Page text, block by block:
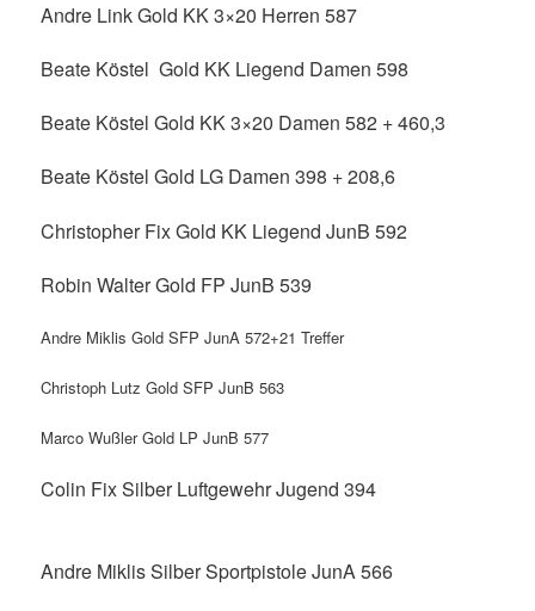
Andre Link Gold KK 3×20 Herren 587
Beate Köstel Gold KK Liegend Damen 598
Beate Köstel Gold KK 3×20 Damen 582 + 460,3
Beate Köstel Gold LG Damen 398 + 208,6
Christopher Fix Gold KK Liegend JunB 592
Robin Walter Gold FP JunB 539
Andre Miklis Gold SFP JunA 572+21 Treffer
Christoph Lutz Gold SFP JunB 563
Marco Wußler Gold LP JunB 577
Colin Fix Silber Luftgewehr Jugend 394
Andre Miklis Silber Sportpistole JunA 566